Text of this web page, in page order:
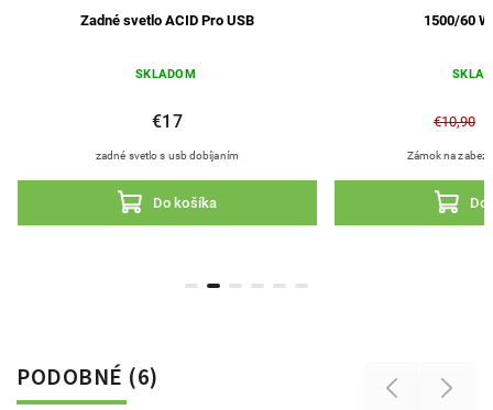
Zadné svetlo ACID Pro USB
SKLADOM
€17
Do košíka
zadné svetlo s usb dobíjaním
1500/60
€10,90
Do
Zámok na
PODOBNÉ (6) Previous Next